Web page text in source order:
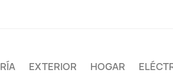
EXTERIOR HOGAR